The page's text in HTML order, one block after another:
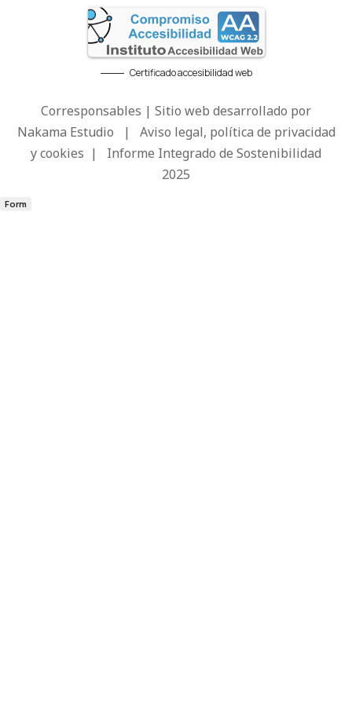
Certificado accesibilidad web
Corresponsables | Sitio web desarrollado por
Nakama Estudio | Aviso legal, política de privacidad
y cookies | Informe Integrado de Sostenibilidad
2025
Form